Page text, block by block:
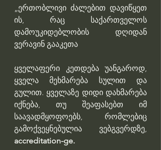
„ერთობლივი ძალებით დავიწყეთ
ის, რაც საქართველოს
დამოუკიდებლობის დღიდან
ვერავინ გააკეთა
ყველაფერი კეთდება უანგაროდ,
ყველა მეხმარება სულით და
გულით. ყველაზე დიდი დახმარება
იქნება, თუ შეაფასებთ იმ
საავადმყოფოებს, რომლებიც
accreditation-ge.